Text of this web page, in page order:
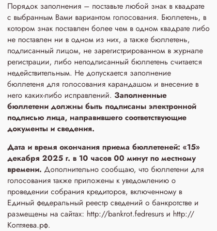
Порядок заполнения – поставьте любой знак в квадрате
с выбранным Вами вариантом голосования. Бюллетень, в
котором знак поставлен более чем в одном квадрате либо
не поставлен ни в одном из них, а также бюллетень,
подписанный лицом, не зарегистрированном в журнале
регистрации, либо неподписанный бюллетень считается
недействительным. Не допускается заполнение
бюллетеня для голосования карандашом и внесение в
него каких-либо исправлений. Заполненные
бюллетени должны быть подписаны электронной
подписью лица, направившего соответствующие
документы и сведения.
Дата и время окончания приема бюллетеней: «15»
декабря 2025 г. в 10 часов 00 минут по местному
времени. Дополнительно сообщаю, что бюллетени для
голосования также приложены к уведомлению о
проведении собрания кредиторов, включенному в
Единый федеральный реестр сведений о банкротстве и
размещены на сайтах: http://bankrot.fedresurs и http://
Коптяева.рф.